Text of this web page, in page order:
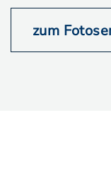
zum